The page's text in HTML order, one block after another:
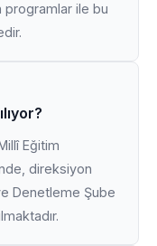
programlar ile bu
Eğitim
direksiyon
Denetleme Şube